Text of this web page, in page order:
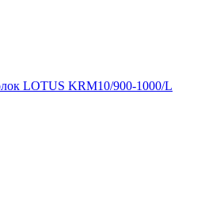
LOTUS KRM10/900-1000/L